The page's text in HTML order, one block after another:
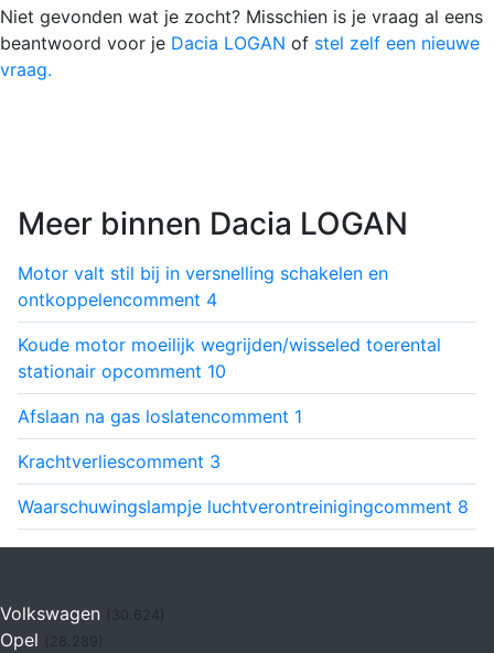
Niet gevonden wat je zocht? Misschien is je vraag al eens
beantwoord voor je Dacia LOGAN of stel zelf een nieuwe
vraag.
Meer binnen Dacia LOGAN
Motor valt stil bij in versnelling schakelen en
ontkoppelencomment 4
Koude motor moeilijk wegrijden/wisseled toerental
stationair opcomment 10
Afslaan na gas loslatencomment 1
Krachtverliescomment 3
Waarschuwingslampje luchtverontreinigingcomment 8
Volkswagen (30.624)
Opel